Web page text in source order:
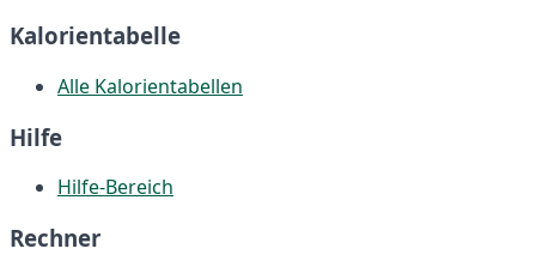
Kalorientabelle
Alle Kalorientabellen
Hilfe
Hilfe-Bereich
Rechner